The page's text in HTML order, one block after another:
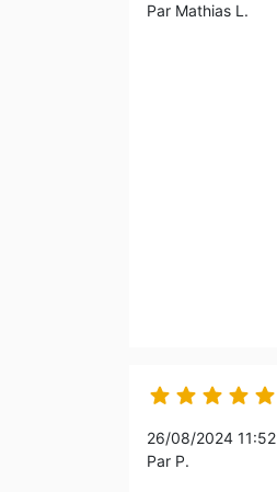
Par Mathias L.
    
26/08/2024 11:52
Par P.